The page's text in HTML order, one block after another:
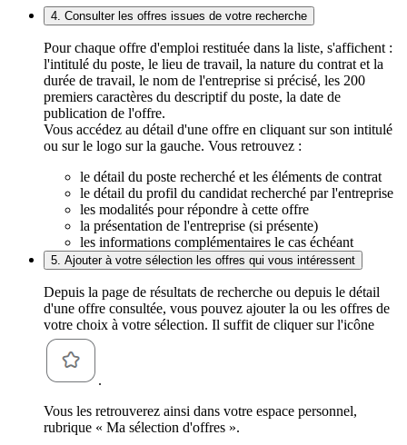
4. Consulter les offres issues de votre recherche
Pour chaque offre d'emploi restituée dans la liste, s'affichent :
l'intitulé du poste, le lieu de travail, la nature du contrat et la
durée de travail, le nom de l'entreprise si précisé, les 200
premiers caractères du descriptif du poste, la date de
publication de l'offre.
Vous accédez au détail d'une offre en cliquant sur son intitulé
ou sur le logo sur la gauche. Vous retrouvez :
le détail du poste recherché et les éléments de contrat
le détail du profil du candidat recherché par l'entreprise
les modalités pour répondre à cette offre
la présentation de l'entreprise (si présente)
les informations complémentaires le cas échéant
5. Ajouter à votre sélection les offres qui vous intéressent
Depuis la page de résultats de recherche ou depuis le détail
d'une offre consultée, vous pouvez ajouter la ou les offres de
votre choix à votre sélection. Il suffit de cliquer sur l'icône
.
Vous les retrouverez ainsi dans votre espace personnel,
rubrique « Ma sélection d'offres ».